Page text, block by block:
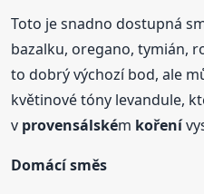
Toto je snadno dostupná
bazalku, oregano, tymián,
to dobrý výchozí bod, ale
květinové tóny levandule,
v provensálském koření
Domácí směs